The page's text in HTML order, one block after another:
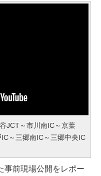
JCT～市川南IC～京葉
～三郷南IC～三郷中央IC
前現場公開をレポー